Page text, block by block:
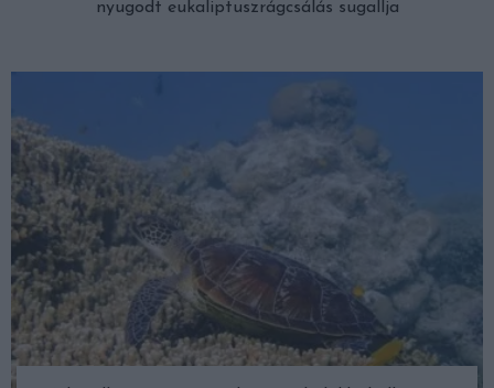
nyugodt eukaliptuszrágcsálás sugallja